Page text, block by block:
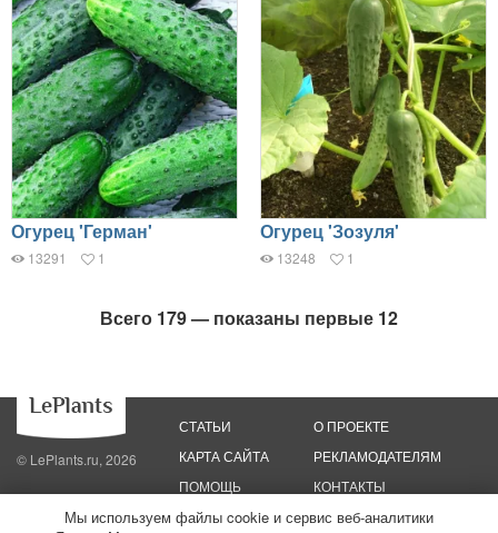
Огурец 'Герман'
13291 1
Огурец 'Зозуля'
13248 1
Всего 179 — показаны первые 12
© LePlants.ru, 2026
СТАТЬИ
КАРТА САЙТА
ПОМОЩЬ
О ПРОЕКТЕ
РЕКЛАМОДАТЕЛЯМ
КОНТАКТЫ
Мы используем файлы cookie и сервис веб-аналитики